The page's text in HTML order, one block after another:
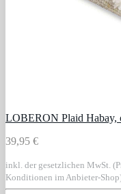
LOBERON Plaid Habay,
39,95 €
inkl. der gesetzlichen MwSt.
Konditionen im Anbieter-